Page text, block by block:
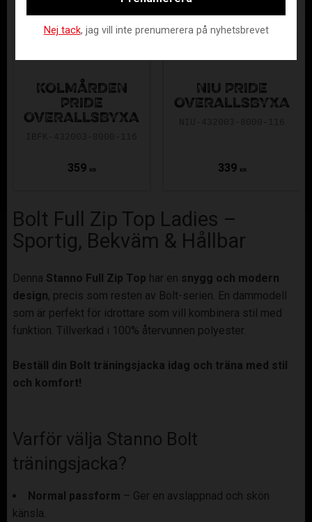
KOLMÅRDEN
PRIDE
OVERALLSBYXA
359 KR
NIU PRIDE
OVERALLSBYXA
339 KR
Bolt Full Zip Top Ladies –
Sportig, Bekväm & Hållbar
Denna Stanno Full Zip Top har en snygg och modern
design, precis som resten av Bolt-serien. En dammodell
som är perfekt för idrottare som vill kombinera stil med
funktion. Tillverkad i 100% återvunnen polyester.
Beställ din Bolt träningsjacka idag och träna med stil
och komfort!
Varför välja Stanno Bolt
träningsjacka?
Normal passform – Ger en avslappnad och skön
känsla.
Nej tack, jag vill inte prenumerera på nyhetsbrevet